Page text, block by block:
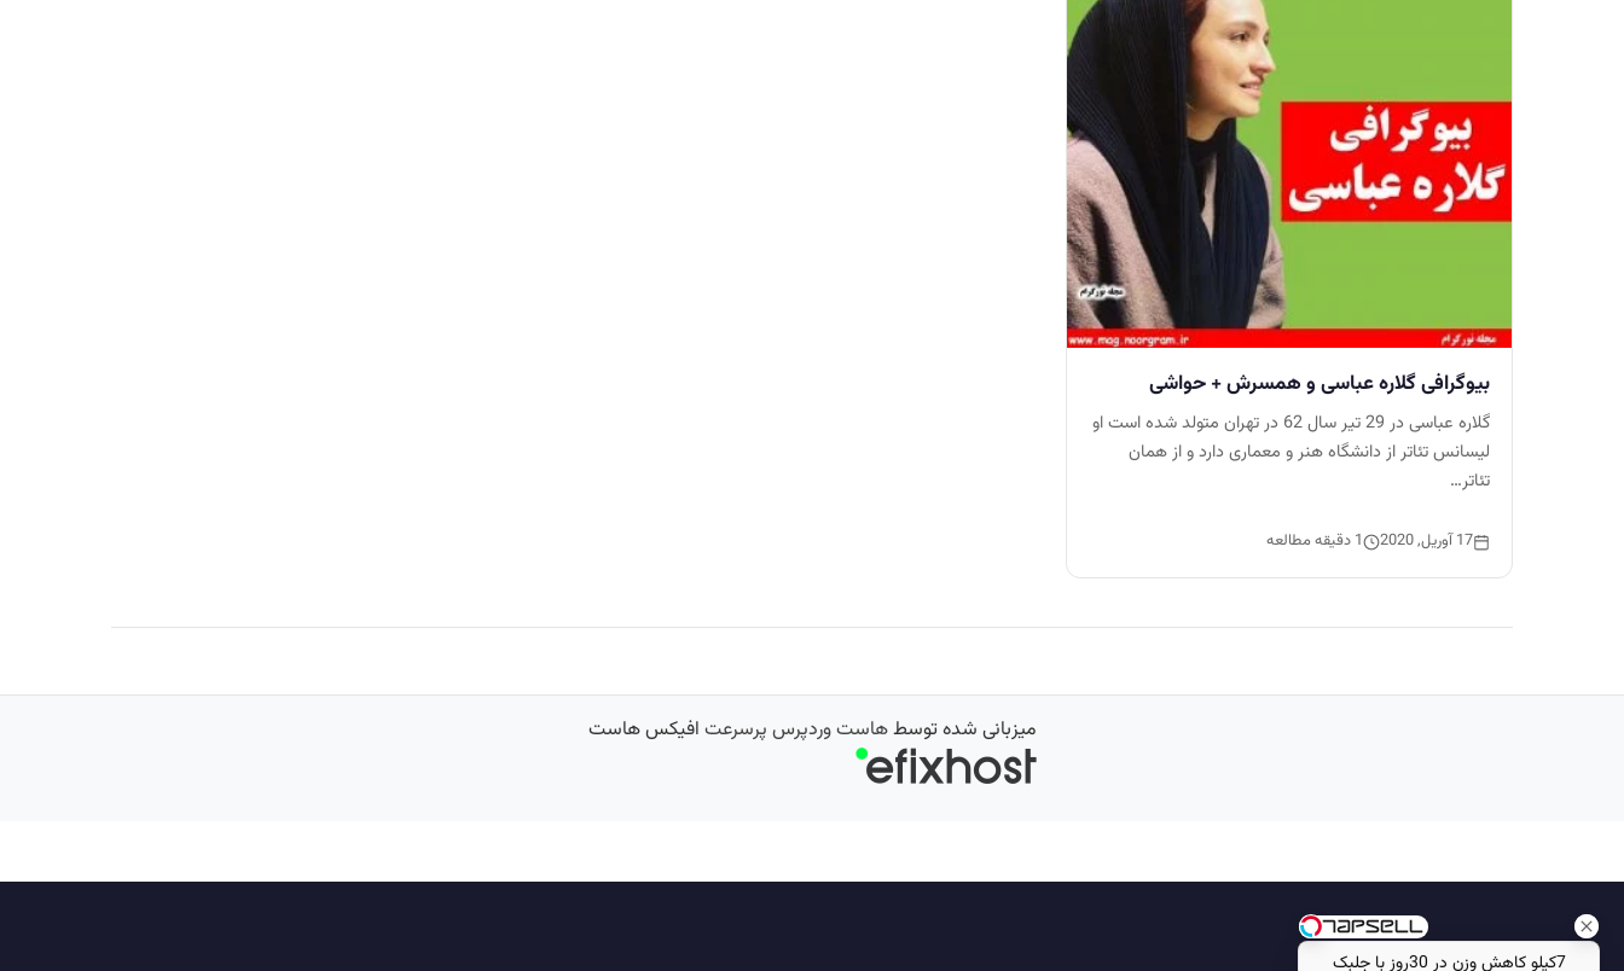
7کیلو کاهش وزن در 30روز با جلبک
بیوگرافی گلاره عباسی و همسرش + حواشی
گلاره عباسی در 29 تیر سال 62 در تهران متولد شده است او
لیسانس تئاتر از دانشگاه هنر و معماری دارد و از همان
تئاتر…
17 آوریل, 2020 1 دقیقه مطالعه
میزبانی شده توسطهاست وردپرس پرسرعت افیکس هاست